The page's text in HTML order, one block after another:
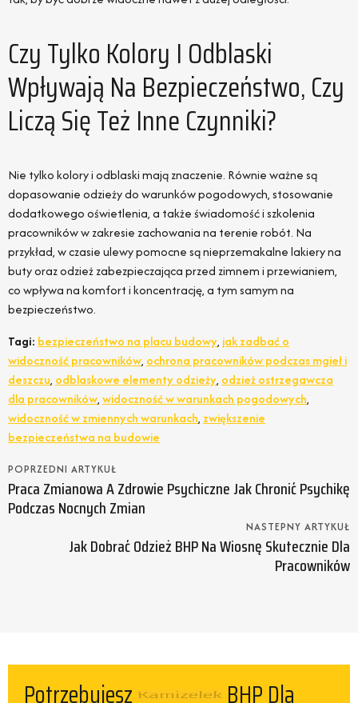
Czy Tylko Kolory I Odblaski
Wpływają Na Bezpieczeństwo, Czy
Liczą Się Też Inne Czynniki?
Nie tylko kolory i odblaski mają znaczenie. Równie ważne są
dopasowanie odzieży do warunków pogodowych, stosowanie
dodatkowego oświetlenia, a także świadomość i szkolenia
pracowników w zakresie zachowania na terenie robót. Na
przykład, w czasie ulewy pomocne są nieprzemakalne lakiery na
buty oraz odzież zabezpieczająca przed zimnem i przewianiem,
co wpływa na komfort i koncentrację, a tym samym na
bezpieczeństwo.
Tagi: bezpieczeństwo na placu budowy, jak zadbać o
widoczność pracowników, ochrona pracowników podczas mgieł i
deszczu, odblaskowe elementy odzieży, odzież ostrzegawcza
dla pracowników,widoczność w warunkach pogodowych,
widoczność w zmiennych warunkach, zwiększenie
bezpieczeństwa na budowie
POPRZEDNI ARTYKUŁ
Praca Zmianowa A Zdrowie Psychiczne Jak Chronić Psychikę
Podczas Nocnych Zmian
NASTEPNY ARTYKUŁ
Jak Dobrać Odzież BHP Na Wiosnę Skutecznie Dla
Pracowników
PotrzebujeszSpodniBHP Dla Firm?